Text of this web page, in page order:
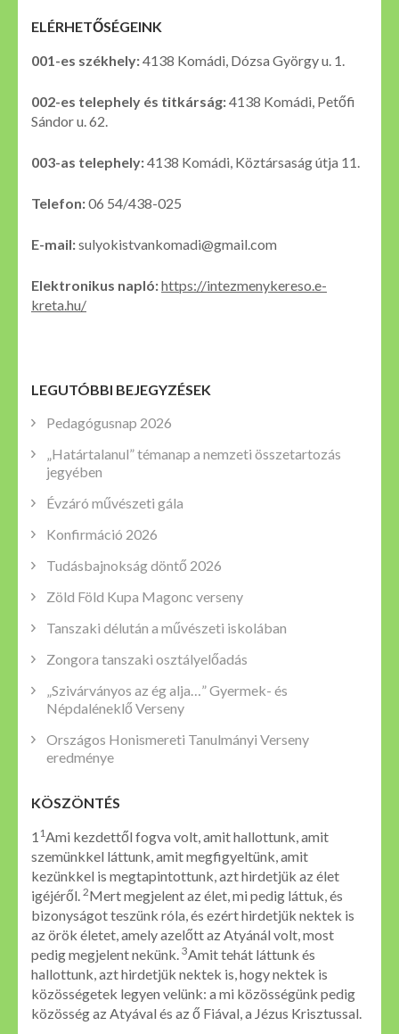
ELÉRHETŐSÉGEINK
001-es székhely:4138 Komádi, Dózsa György u. 1.
002-es telephely és titkárság:4138 Komádi, Petőfi
Sándor u. 62.
003-as telephely:4138 Komádi, Köztársaság útja 11.
Telefon:06 54/438-025
E-mail:sulyokistvankomadi@gmail.com
Elektronikus napló:https://intezmenykereso.e-
kreta.hu/
LEGUTÓBBI BEJEGYZÉSEK
Pedagógusnap 2026
„Határtalanul” témanap a nemzeti összetartozás
jegyében
Évzáró művészeti gála
Konfirmáció 2026
Tudásbajnokság döntő 2026
Zöld Föld Kupa Magonc verseny
Tanszaki délután a művészeti iskolában
Zongora tanszaki osztályelőadás
„Szivárványos az ég alja…” Gyermek- és
Népdaléneklő Verseny
Országos Honismereti Tanulmányi Verseny
eredménye
KÖSZÖNTÉS
1 1Ami kezdettől fogva volt, amit hallottunk, amit
szemünkkel láttunk, amit megfigyeltünk, amit
kezünkkel is megtapintottunk, azt hirdetjük az élet
igéjéről. 2Mert megjelent az élet, mi pedig láttuk, és
bizonyságot teszünk róla, és ezért hirdetjük nektek is
az örök életet, amely azelőtt az Atyánál volt, most
pedig megjelent nekünk. 3Amit tehát láttunk és
hallottunk, azt hirdetjük nektek is, hogy nektek is
közösségetek legyen velünk: a mi közösségünk pedig
közösség az Atyával és az ő Fiával, a Jézus Krisztussal.